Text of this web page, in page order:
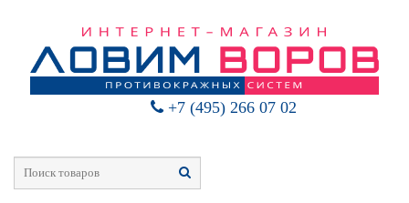
+7 (495) 266 07 02